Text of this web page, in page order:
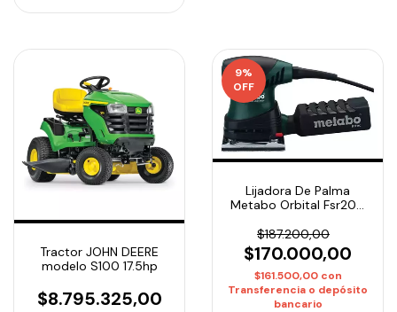
Tractor JOHN DEERE
modelo S100 17.5hp
$8.795.325,00
9%
OFF
Lijadora De Palma
Metabo Orbital Fsr200
$187.200,00
$170.000,00
$161.500,00 con
Transferencia o depósito
bancario